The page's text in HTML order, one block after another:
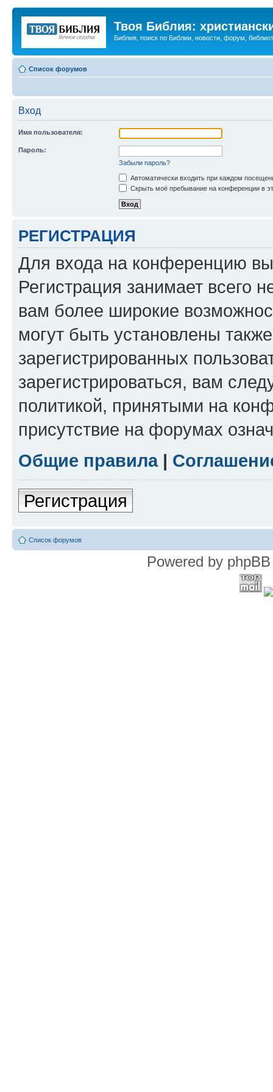
Твоя Библия:
Библия, поиск по Библии, новости, форум,
Список форумов
Вход
Имя пользователя:
Пароль:
Забыли пароль?
Автоматически входить при каждом
Скрыть моё пребывание на конференции в
РЕГИСТРАЦИЯ
Для входа на конференцию
Регистрация занимает всего
вам более широкие
могут быть установлены
зарегистрированных
зарегистрироваться, вам
политикой, принятыми на
присутствие на форумах
Общие правила|
Регистрация
Список форумов
Powered by